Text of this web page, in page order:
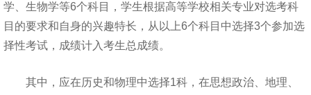
学、生物学等6个科目，学生根据高等学校相关专业对选考科
目的要求和自身的兴趣特长，从以上6个科目中选择3个参加选
择性考试，成绩计入考生总成绩。
其中，应在历史和物理中选择1科，在思想政治、地理、